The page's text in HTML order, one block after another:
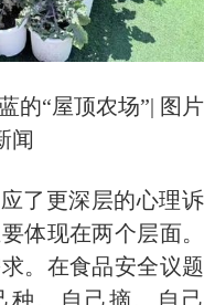
的“屋顶农场”| 图片
闻
了更深层的心理诉
体现在两个层面。
。在食品安全议题
种、自己摘、自己